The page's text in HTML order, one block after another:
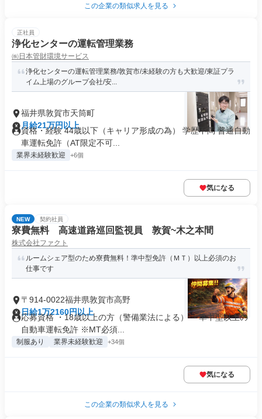
この企業の類似求人を見る
正社員
浄化センターの運転管理業務
㈱日本管財環境サービス
浄化センターの運転管理業務/敦賀市/未経験の方も大歓迎/東証プラ
イム上場のグループ会社/安...
福井県敦賀市天筒町
月給21万円以上
資格・経験 44歳以下（キャリア形成の為） 学歴不問 普通自動
車運転免許（AT限定不可...
業界未経験歓迎 +6個
気になる
NEW 契約社員
寮費無料 高速道路巡回監視員 敦賀~木之本間
株式会社ファクト
ルームシェア型のため寮費無料！準中型免許（ＭＴ）以上必須のお
仕事です
〒914-0022福井県敦賀市高野
日給1万2160円以上
応募資格 ・18歳以上の方（警備業法による） ・準中型以上の
自動車運転免許 ※MT必須...
制服あり 業界未経験歓迎 +34個
気になる
この企業の類似求人を見る